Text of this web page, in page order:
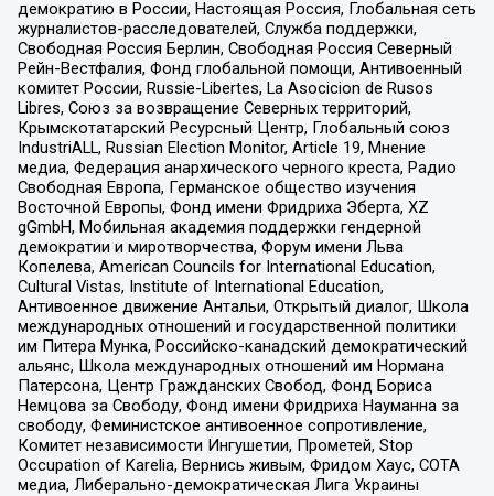
демократию в России, Настоящая Россия, Глобальная сеть
журналистов-расследователей, Служба поддержки,
Свободная Россия Берлин, Свободная Россия Северный
Рейн-Вестфалия, Фонд глобальной помощи, Антивоенный
комитет России, Russie-Libertes, La Asocicion de Rusos
Libres, Союз за возвращение Северных территорий,
Крымскотатарский Ресурсный Центр, Глобальный союз
IndustriALL, Russian Election Monitor, Article 19, Мнение
медиа, Федерация анархического черного креста, Радио
Свободная Европа, Германское общество изучения
Восточной Европы, Фонд имени Фридриха Эберта, XZ
gGmbH, Мобильная академия поддержки гендерной
демократии и миротворчества, Форум имени Льва
Копелева, American Councils for International Education,
Cultural Vistas, Institute of International Education,
Антивоенное движение Антальи, Открытый диалог, Школа
международных отношений и государственной политики
им Питера Мунка, Российско-канадский демократический
альянс, Школа международных отношений им Нормана
Патерсона, Центр Гражданских Свобод, Фонд Бориса
Немцова за Свободу, Фонд имени Фридриха Науманна за
свободу, Феминистское антивоенное сопротивление,
Комитет независимости Ингушетии, Прометей, Stop
Occupation of Karelia, Вернись живым, Фридом Хаус, СОТА
медиа, Либерально-демократическая Лига Украины